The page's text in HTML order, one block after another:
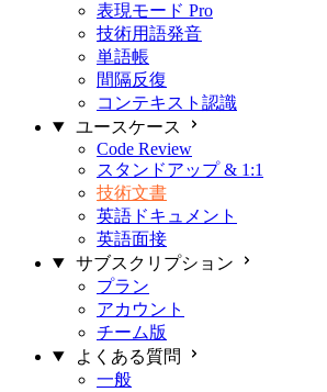
表現モード Pro
技術用語発音
単語帳
間隔反復
コンテキスト認識
ユースケース
Code Review
スタンドアップ & 1:1
技術文書
英語ドキュメント
英語面接
サブスクリプション
プラン
アカウント
チーム版
よくある質問
一般